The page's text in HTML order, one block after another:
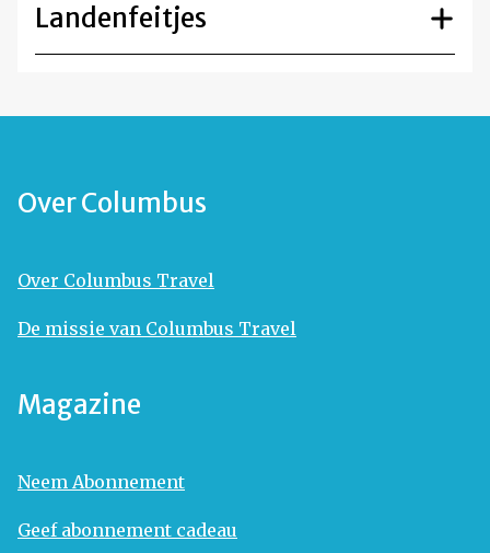
Landenfeitjes
Over Columbus
Over Columbus Travel
De missie van Columbus Travel
Magazine
Neem Abonnement
Geef abonnement cadeau